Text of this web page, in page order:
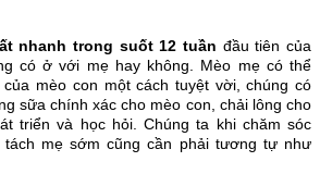
nhanh trong suốt 12 tuần đầu tiên của
có ở với mẹ hay không. Mèo mẹ có thể
mèo con một cách tuyệt vời, chúng có
sữa chính xác cho mèo con, chải lông cho
triển và học hỏi. Chúng ta khi chăm sóc
tách mẹ sớm cũng cần phải tương tự như